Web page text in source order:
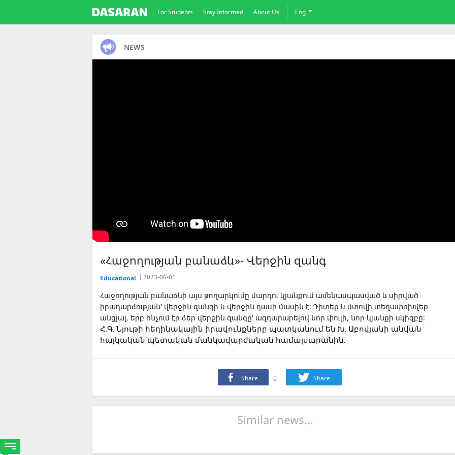
For Students Stay Informed About Us Eng
NEWS
«Հաջողության բանաձև»- Վերջին զանգ
Educational 2023-06-01
Հաջողության բանաձևի այս թողարկումը մարդու կյանքում ամենասպասված և սիրված
իրադարձության՝ վերջին զանգի և վերջին դասի մասին է։ Դիտեք և մտովի տեղափոխվեք
անցյալ, երբ հնչում էր ձեր վերջին զանգը՝ ազդարարելով նոր փուլի, նոր կյանքի սկիզբը։
Հ.Գ. Նյութի հեղինակային իրավունքները պատկանում են Խ. Աբովյանի անվան
հայկական պետական մանկավարժական համալսարանին:
Share 0 Share
Similar news...